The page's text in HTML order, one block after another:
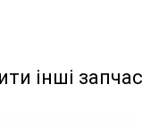
інші